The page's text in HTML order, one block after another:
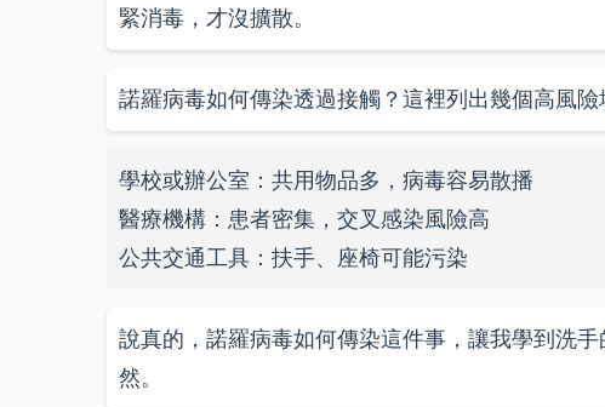
緊消毒，才沒擴散。
諾羅病毒如何傳染透過接觸？這裡列出幾個高風險
學校或辦公室：共用物品多，病毒容易散播
醫療機構：患者密集，交叉感染風險高
公共交通工具：扶手、座椅可能污染
說真的，諾羅病毒如何傳染這件事，讓我學到洗
然。